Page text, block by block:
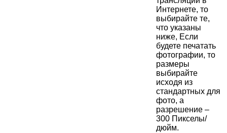
Интернете, то
выбирайте те,
что указаны
ниже, Если
будете печатать
фотографии, то
размеры
выбирайте
исходя из
стандартных для
фото, а
разрешение –
300 Пикселы/
дюйм.